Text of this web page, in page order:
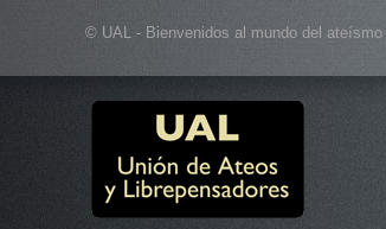
© UAL - Bienvenidos al mundo del ateísmo